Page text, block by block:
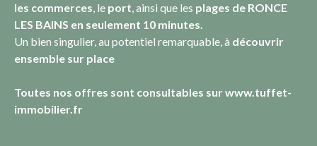
les commerces, le port, ainsi que les plages de RONCE
LES BAINS en seulement 10 minutes.
Un bien singulier, au potentiel remarquable, à découvrir
ensemble sur place
Toutes nos offres sont consultables sur www.tuffet-
immobilier.fr